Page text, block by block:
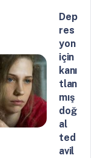
Dep
res
yon
için
kanı
tlan
mış
doğ
al
ted
avil